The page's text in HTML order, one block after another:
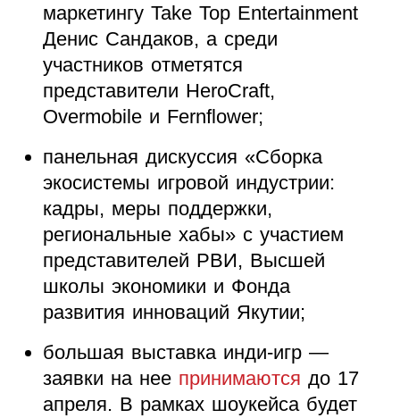
маркетингу Take Top Entertainment
Денис Сандаков, а среди
участников отметятся
представители HeroCraft,
Overmobile и Fernflower;
панельная дискуссия «Сборка
экосистемы игровой индустрии:
кадры, меры поддержки,
региональные хабы» с участием
представителей РВИ, Высшей
школы экономики и Фонда
развития инноваций Якутии;
большая выставка инди-игр —
заявки на нее принимаются до 17
апреля. В рамках шоукейса будет